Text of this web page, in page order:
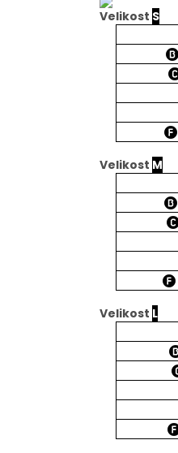
Velikost S
Velikost M
Velikost L